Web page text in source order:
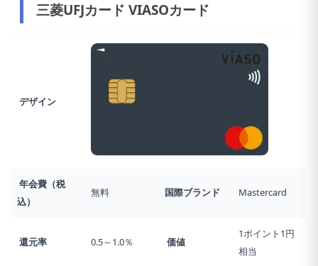
※サイゼリヤの対象店舗一覧はこちら
設内の店舗など、 一部ポイント加算の対象とならない
店舗がありますので、ご注意ください。
※対象のサービスのご利用状況に応じて、対象のコンビ
ニ・飲食店でのご利用時に、通常のポイント分を含んだ
ならない店舗があります。
ログラムの条件を達成した場合、20%を超える事がござ
いますが、景品表示法の定めに基づき、実際にポイント
三菱UFJカード VIASOカード
デザイン
年会費（税
込）
無料 国際ブランド Mastercard
還元率 0.5～1.0％ 価値
1ポイント1円
相当